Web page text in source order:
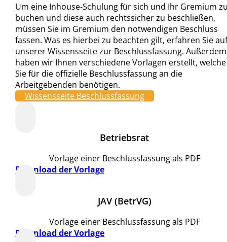
Um eine Inhouse-Schulung für sich und Ihr Gremium
buchen und diese auch rechtssicher zu beschließen,
müssen Sie im Gremium den notwendigen Beschluss
fassen. Was es hierbei zu beachten gilt, erfahren Sie auf
unserer Wissensseite zur Beschlussfassung. Außerdem
haben wir Ihnen verschiedene Vorlagen erstellt, welche
Sie für die offizielle Beschlussfassung an die
Arbeitgebenden benötigen.
Wissensseite Beschlussfassung
Betriebsrat
Vorlage einer Beschlussfassung als PDF
Download der Vorlage
JAV (BetrVG)
Vorlage einer Beschlussfassung als PDF
Download der Vorlage